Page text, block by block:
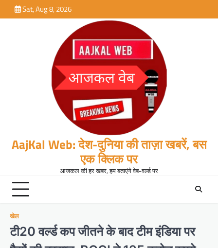
to
Sat, Aug 8, 2026
AajKal Web: देश-दुनिया की ताज़ा खबरें, बस
एक क्लिक पर
आजकल की हर खबर, हम बताएंगे वेब-वर्ल्ड पर
खेल
टी20 वर्ल्ड कप जीतने के बाद टीम इंडिया पर